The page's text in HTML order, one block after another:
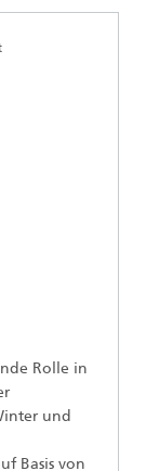
Rolle in
und
Basis von